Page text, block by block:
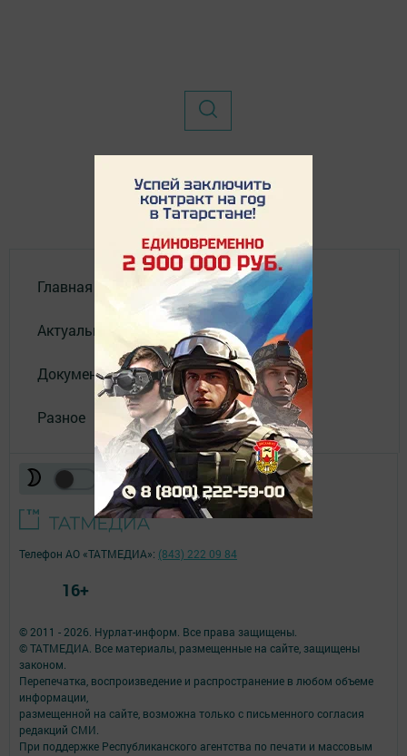
Главная
Актуальное видео
Документы
Разное
© 2011 - 2026. Нурлат-⁠информ. Все права защищены.
© ТАТМЕДИА. Все материалы, размещенные на сайте, защищены
законом.
Перепечатка, воспроизведение и распространение в любом объеме
информации,
размещенной на сайте, возможна только с письменного согласия
редакций СМИ.
При поддержке Республиканского агентства по печати и массовым
Телефон АО «ТАТМЕДИА»: (843) 222 09 84
16+